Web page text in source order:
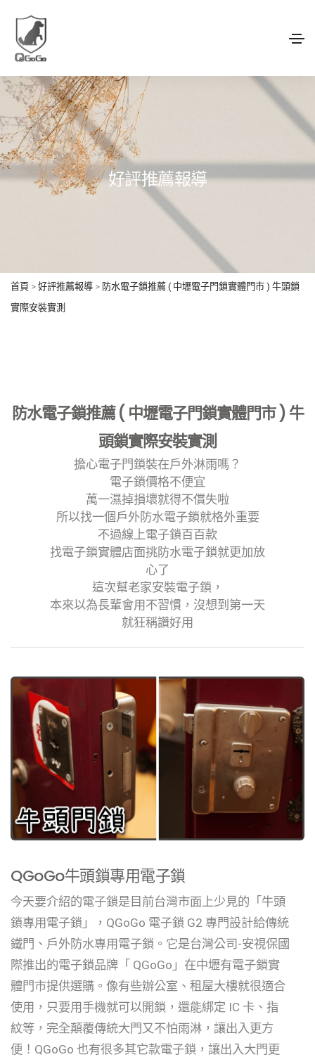
好評推薦報導
首頁 > 好評推薦報導 > 防水電子鎖推薦 ( 中壢電子門鎖實體門市 ) 牛頭鎖
實際安裝實測
防水電子鎖推薦 ( 中壢電子門鎖實體門市 ) 牛
頭鎖實際安裝實測
擔心電子門鎖裝在戶外淋雨嗎？
電子鎖價格不便宜
萬一濕掉損壞就得不償失啦
所以找一個戶外防水電子鎖就格外重要
不過線上電子鎖百百款
找電子鎖實體店面挑防水電子鎖就更加放
心了
這次幫老家安裝電子鎖，
本來以為長輩會用不習慣，沒想到第一天
就狂稱讚好用
QGoGo牛頭鎖專用電子鎖
今天要介紹的電子鎖是目前台灣市面上少見的「牛頭
鎖專用電子鎖」，QGoGo 電子鎖 G2 專門設計給傳統
鐵門、戶外防水專用電子鎖。它是台灣公司-安視保國
際推出的電子鎖品牌「 QGoGo」在中壢有電子鎖實
體門市提供選購。像有些辦公室、租屋大樓就很適合
使用，只要用手機就可以開鎖，還能綁定 IC 卡、指
紋等，完全顛覆傳統大門又不怕雨淋，讓出入更方
便！QGoGo 也有很多其它款電子鎖，讓出入大門更